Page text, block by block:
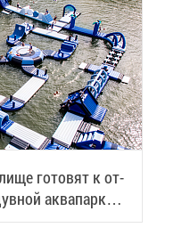
го­то­вят к от­
ак­ва­парк